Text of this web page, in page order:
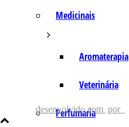
Medicinais
Aromaterapia
Veterinária
Perfumaria
desenvolvido com por